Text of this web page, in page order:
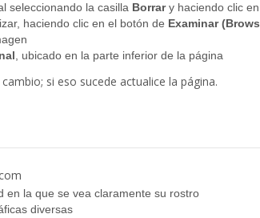
seleccionando la casilla Borrary haciendo clic
haciendo clic en el botón de Examinar(
, ubicado en la parte inferior de la página
si eso sucede actualice la página.
en la que se vea claramente su rostro
diversas